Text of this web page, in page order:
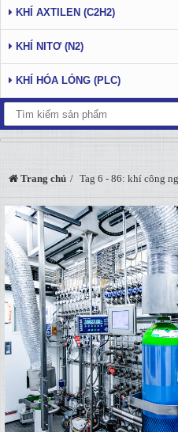
KHÍ AXTILEN (C2H2)
KHÍ NITƠ (N2)
KHÍ HÓA LỎNG (PLC)
Trang chủ Tag 6 - 86: khí công